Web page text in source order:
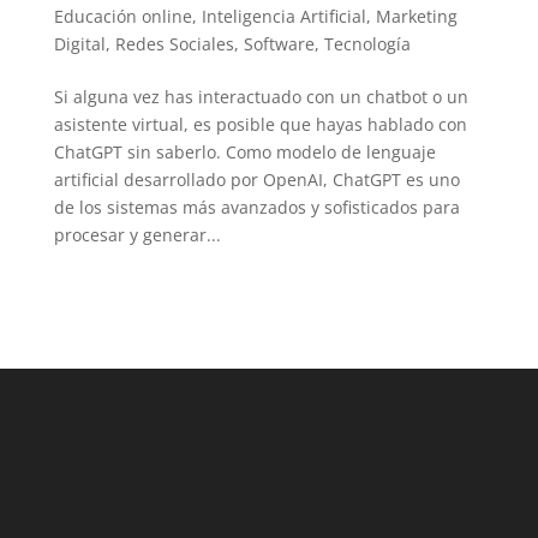
Educación online, Inteligencia Artificial, Marketing
Digital, Redes Sociales, Software, Tecnología
Si alguna vez has interactuado con un chatbot o un
asistente virtual, es posible que hayas hablado con
ChatGPT sin saberlo. Como modelo de lenguaje
artificial desarrollado por OpenAI, ChatGPT es uno
de los sistemas más avanzados y sofisticados para
procesar y generar...
LinkedIn